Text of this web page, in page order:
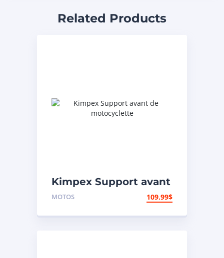
Related Products
Kimpex Support avant
de motocyclette
MOTOS 109.99$